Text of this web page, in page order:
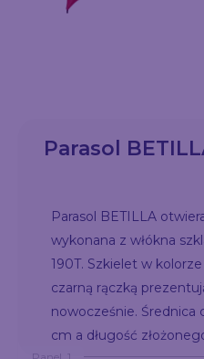
Parasol
Parasol BETILLA
wykonana z włókna
190T. Szkielet w
czarną rączką
nowocześnie. Średnica
cm a długość